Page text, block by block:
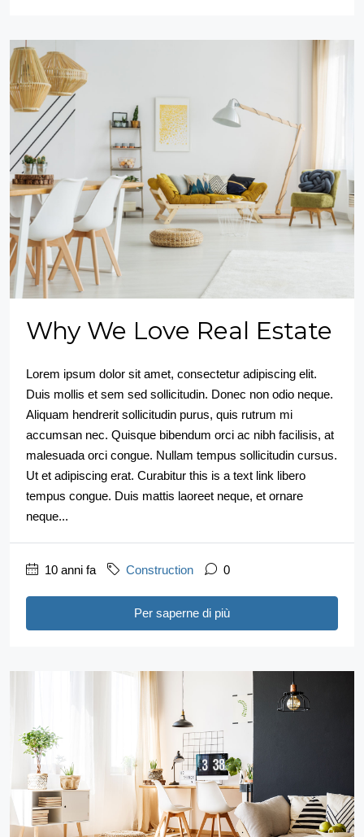
Why We Love Real Estate
Lorem ipsum dolor sit amet, consectetur adipiscing elit.
Duis mollis et sem sed sollicitudin. Donec non odio neque.
Aliquam hendrerit sollicitudin purus, quis rutrum mi
accumsan nec. Quisque bibendum orci ac nibh facilisis, at
malesuada orci congue. Nullam tempus sollicitudin cursus.
Ut et adipiscing erat. Curabitur this is a text link libero
tempus congue. Duis mattis laoreet neque, et ornare
neque...
10 anni fa Construction 0
Per saperne di più